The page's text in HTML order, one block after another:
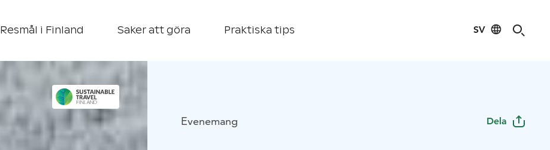
Resmål i Finland Saker att göra Praktiska tips SV
Evenemang Dela